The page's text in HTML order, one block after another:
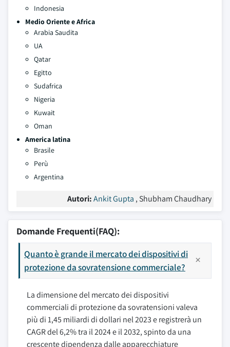
Indonesia
Medio Oriente e Africa
Arabia Saudita
UA
Qatar
Egitto
Sudafrica
Nigeria
Kuwait
Oman
America latina
Brasile
Perù
Argentina
Autori:Ankit Gupta , Shubham Chaudhary
Domande Frequenti(FAQ):
Quanto è grande il mercato dei dispositivi di
protezione da sovratensione commerciale?
La dimensione del mercato dei dispositivi
commerciali di protezione da sovratensioni valeva
più di 1,45 miliardi di dollari nel 2023 e registrerà un
CAGR del 6,2% tra il 2024 e il 2032, spinto da una
crescente dipendenza dalle apparecchiature